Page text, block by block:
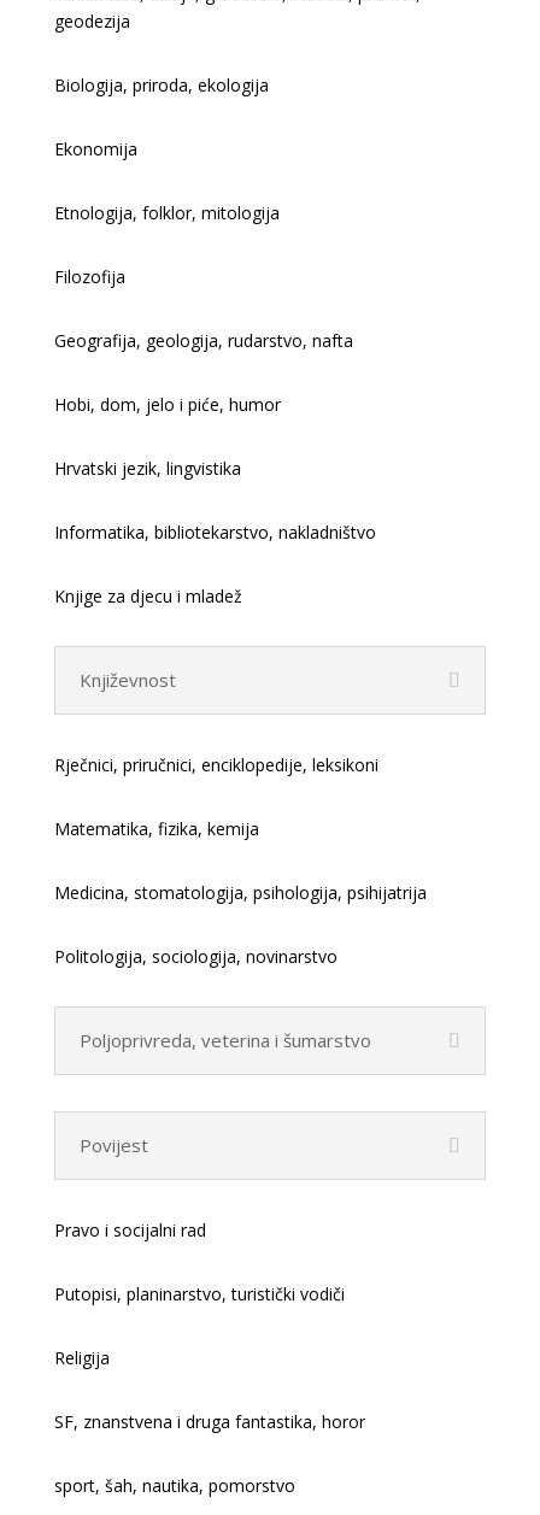
geodezija
Biologija, priroda, ekologija
Ekonomija
Etnologija, folklor, mitologija
Filozofija
Geografija, geologija, rudarstvo, nafta
Hobi, dom, jelo i piće, humor
Hrvatski jezik, lingvistika
Informatika, bibliotekarstvo, nakladništvo
Knjige za djecu i mladež
Književnost
Rječnici, priručnici, enciklopedije, leksikoni
Matematika, fizika, kemija
Medicina, stomatologija, psihologija, psihijatrija
Politologija, sociologija, novinarstvo
Poljoprivreda, veterina i šumarstvo
Povijest
Pravo i socijalni rad
Putopisi, planinarstvo, turistički vodiči
Religija
SF, znanstvena i druga fantastika, horor
sport, šah, nautika, pomorstvo